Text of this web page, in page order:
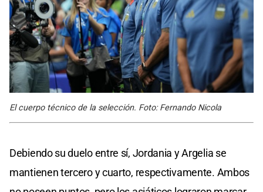
El cuerpo técnico de la selección. Foto: Fernando Nicola
Debiendo su duelo entre sí, Jordania y Argelia se
mantienen tercero y cuarto, respectivamente. Ambos